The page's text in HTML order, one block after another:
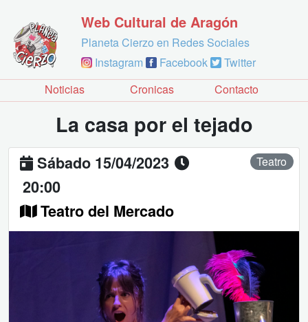
Web Cultural de Aragón
Planeta Cierzo en Redes Sociales
Instagram
Facebook
Twitter
Noticias
Cronicas Contacto
La casa por el tejado
Sábado 15/04/2023
20:00
Teatro del Mercado
Teatro